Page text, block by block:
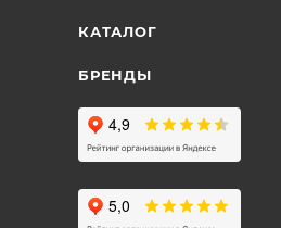
КАТАЛОГ
БРЕНДЫ